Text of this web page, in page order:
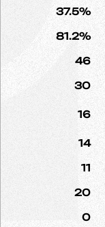
37.5%
81.2%
46
30
16
14
11
20
0